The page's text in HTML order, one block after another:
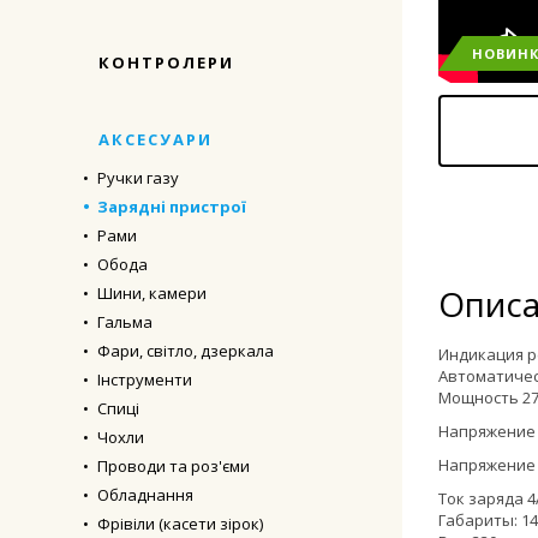
Индикация
Мощность
Напряжение
Напряжение
Ток заряда
Габариты:
КОНТРОЛЕРИ
АКСЕСУАРИ
Ручки газу
Зарядні пристрої
Рами
Обода
Шини, камери
Гальма
Фари, світло, дзеркала
Інструменти
Спиці
Чохли
Проводи та роз'єми
Обладнання
Фрівіли (касети зірок)